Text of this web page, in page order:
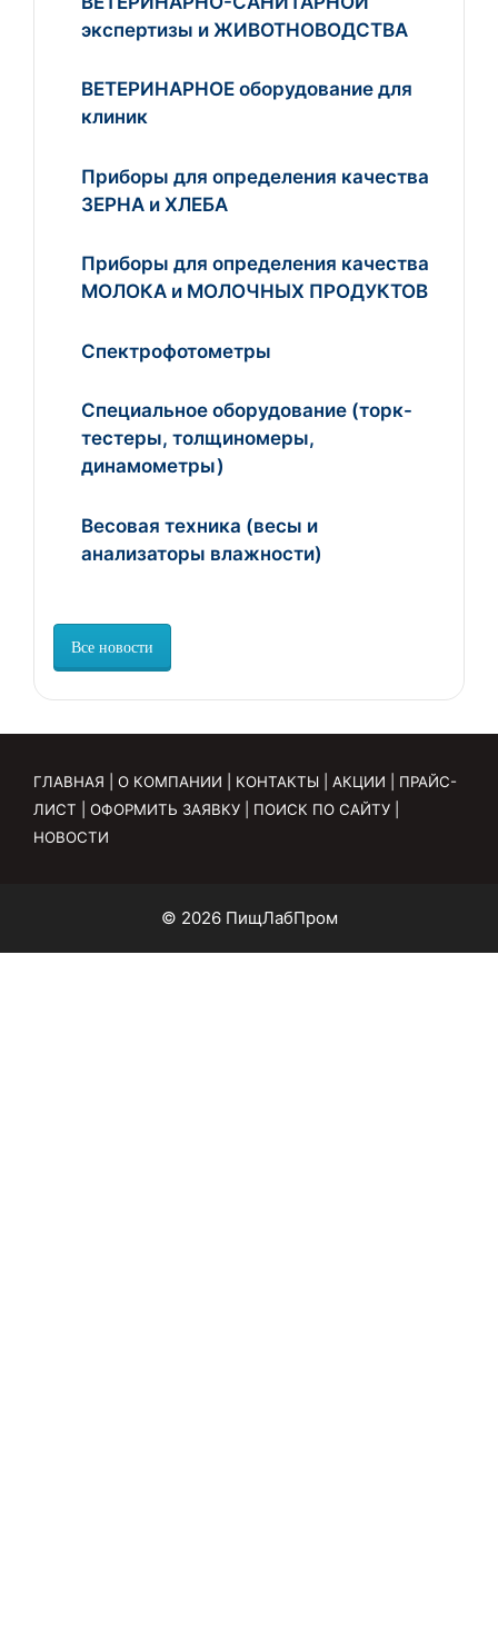
экспертизы и ЖИВОТНОВОДСТВА
ВЕТЕРИНАРНОЕ оборудование для
клиник
Приборы для определения качества
ЗЕРНА и ХЛЕБА
Приборы для определения качества
МОЛОКА и МОЛОЧНЫХ ПРОДУКТОВ
Спектрофотометры
Специальное оборудование (торк-
тестеры, толщиномеры,
динамометры)
Весовая техника (весы и
анализаторы влажности)
Все новости
ГЛАВНАЯ О КОМПАНИИ КОНТАКТЫ АКЦИИ
ПРАЙС-
ЛИСТ
ОФОРМИТЬ ЗАЯВКУ ПОИСК ПО САЙТУ
НОВОСТИ
© 2026 ПищЛабПром